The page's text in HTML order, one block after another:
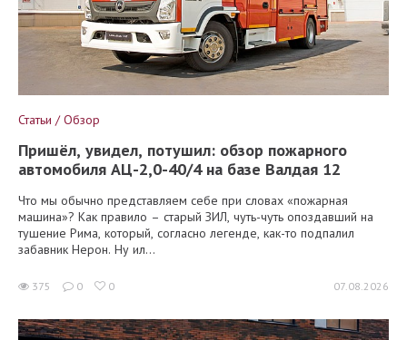
Статьи / Обзор
Пришёл, увидел, потушил: обзор пожарного
автомобиля АЦ-2,0-40/4 на базе Валдая 12
Что мы обычно представляем себе при словах «пожарная
машина»? Как правило – старый ЗИЛ, чуть-чуть опоздавший на
тушение Рима, который, согласно легенде, как-то подпалил
забавник Нерон. Ну ил...
375 0 0 07.08.2026